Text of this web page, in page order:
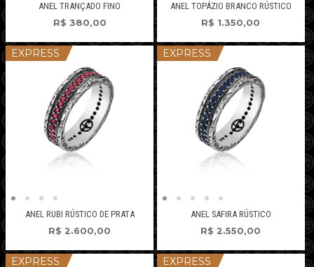
ANEL TRANÇADO FINO
R$ 380,00
ANEL TOPÁZIO BRANCO RÚSTICO
R$ 1.350,00
EXPRESS
ANEL RUBI RÚSTICO DE PRATA
R$ 2.600,00
EXPRESS
ANEL SAFIRA RÚSTICO
R$ 2.550,00
EXPRESS EXPRESS